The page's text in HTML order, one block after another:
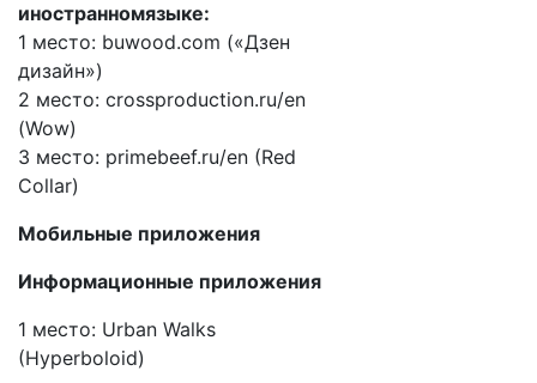
иностранномязыке:
1 место: buwood.com («Дзен
дизайн»)
2 место: crossproduction.ru/en
(Wow)
3 место: primebeef.ru/en (Red
Collar)
Мобильные приложения
Информационные приложения
1 место: Urban Walks
(Hyperboloid)